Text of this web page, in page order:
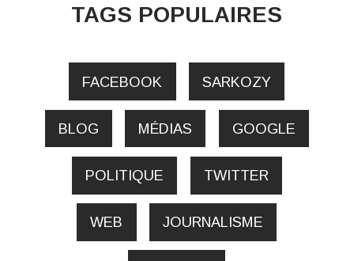
TAGS POPULAIRES
FACEBOOK SARKOZY
BLOG MÉDIAS GOOGLE
POLITIQUE TWITTER
WEB JOURNALISME